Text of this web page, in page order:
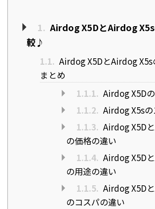
1. Airdog X5DとAirdog
較♪
1.1. Airdog X5DとAirdog
まとめ
1.1.1. Airdog X5D
1.1.2. Airdog X5sの
1.1.3. Airdog X5D
の価格の違い
1.1.4. Airdog X5D
の用途の違い
1.1.5. Airdog X5D
のコスパの違い